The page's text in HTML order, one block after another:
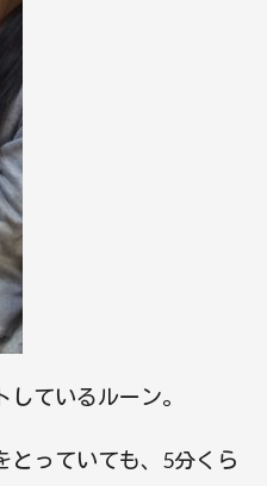
ているルーン。
とっていても、5分くら